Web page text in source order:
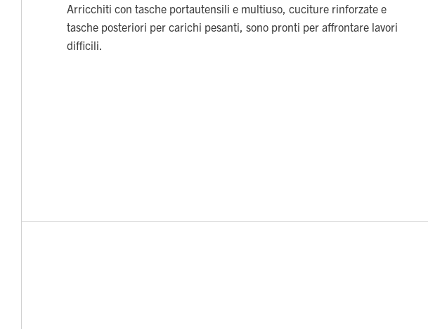
Arricchiti con tasche portautensili e multiuso, cuciture rinforzate e
tasche posteriori per carichi pesanti, sono pronti per affrontare lavori
difficili.